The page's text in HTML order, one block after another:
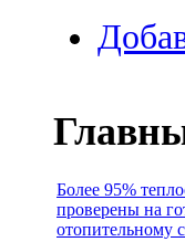
Более 95%
проверены на
отопительному